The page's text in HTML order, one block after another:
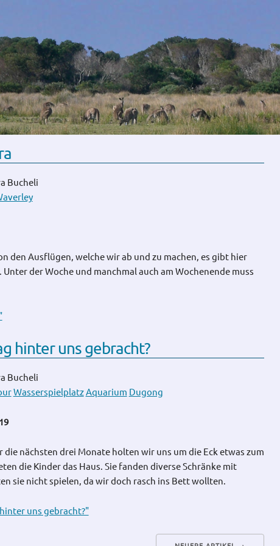
Bucheli
den Ausflügen, welche wir ab und zu machen, es gibt hier
der Woche und manchmal auch am Wochenende muss
hinter uns gebracht?
Bucheli
Wasserspielplatz Aquarium Dugong
nächsten drei Monate holten wir uns um die Eck etwas zum
die Kinder das Haus. Sie fanden diverse Schränke mit
sie nicht spielen, da wir doch rasch ins Bett wollten.
uns gebracht?"